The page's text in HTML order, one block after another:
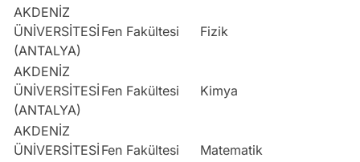
AKDENİZ
ÜNİVERSİTESİ
(ANTALYA)
Fen Fakültesi Fizik
AKDENİZ
ÜNİVERSİTESİ
(ANTALYA)
Fen Fakültesi Kimya
AKDENİZ
ÜNİVERSİTESİ Fen Fakültesi Matematik